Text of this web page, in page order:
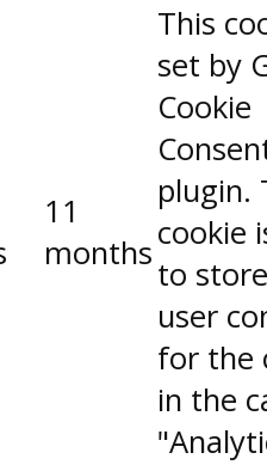
11
months
This
set by
Cookie
plugin.
cookie
to
user
for the
in the